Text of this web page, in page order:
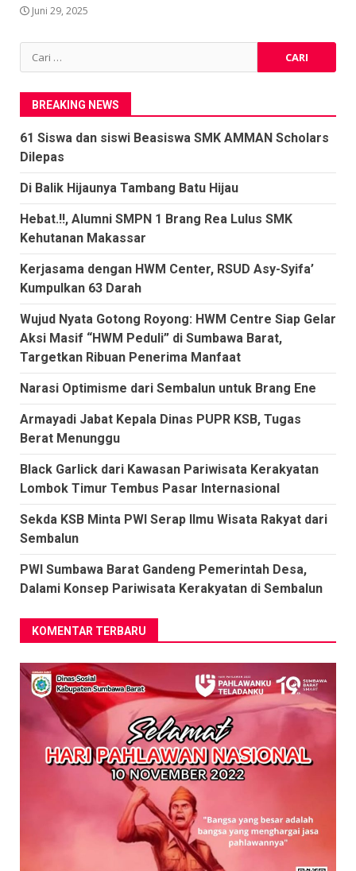
Juni 29, 2025
Cari
untuk:
BREAKING NEWS
61 Siswa dan siswi Beasiswa SMK AMMAN Scholars
Dilepas
Di Balik Hijaunya Tambang Batu Hijau
Hebat.!!, Alumni SMPN 1 Brang Rea Lulus SMK
Kehutanan Makassar
Kerjasama dengan HWM Center, RSUD Asy-Syifa’
Kumpulkan 63 Darah
Wujud Nyata Gotong Royong: HWM Centre Siap Gelar
Aksi Masif “HWM Peduli” di Sumbawa Barat,
Targetkan Ribuan Penerima Manfaat
Narasi Optimisme dari Sembalun untuk Brang Ene
Armayadi Jabat Kepala Dinas PUPR KSB, Tugas
Berat Menunggu
Black Garlick dari Kawasan Pariwisata Kerakyatan
Lombok Timur Tembus Pasar Internasional
Sekda KSB Minta PWI Serap Ilmu Wisata Rakyat dari
Sembalun
PWI Sumbawa Barat Gandeng Pemerintah Desa,
Dalami Konsep Pariwisata Kerakyatan di Sembalun
KOMENTAR TERBARU